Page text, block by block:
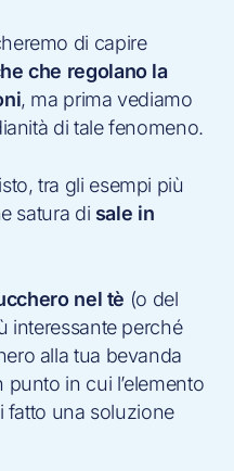
di capire
che regolano la
, ma prima vediamo
di tale fenomeno.
tra gli esempi più
satura di sale in
nel tè (o del
interessante perché
alla tua bevanda
in cui l’elemento
fatto una soluzione